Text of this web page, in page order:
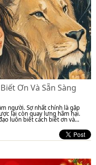
Ơn Và Sẵn Sàng
người. Sợ nhất chính là gặp
lại còn quay lưng hãm hại.
luôn biết cách biết ơn và...